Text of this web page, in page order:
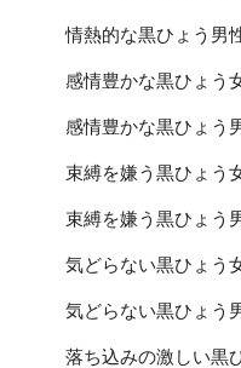
情熱的な黒ひょう男
感情豊かな黒ひょう
感情豊かな黒ひょう
束縛を嫌う黒ひょう
束縛を嫌う黒ひょう
気どらない黒ひょう
気どらない黒ひょう
落ち込みの激しい黒